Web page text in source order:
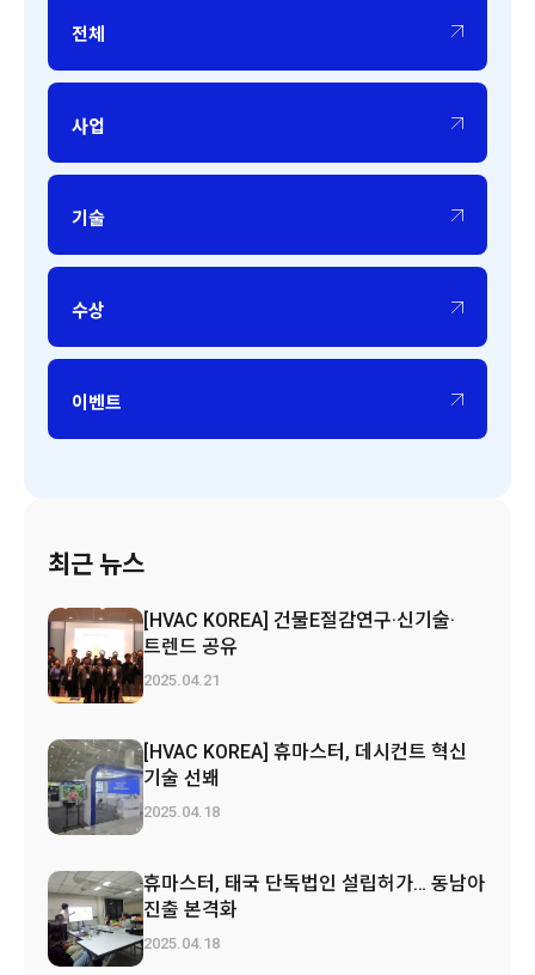
전체
사업
기술
수상
이벤트
최근 뉴스
[HVAC KOREA] 건물E절감연구·신기술·
트렌드 공유
2025.04.21
[HVAC KOREA] 휴마스터, 데시컨트 혁신
기술 선봬
2025.04.18
휴마스터, 태국 단독법인 설립허가… 동남아
진출 본격화
2025.04.18